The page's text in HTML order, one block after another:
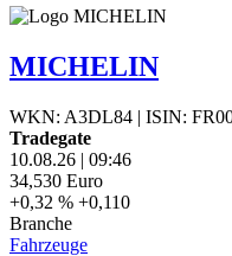
MICHELIN
WKN: A3DL84 | ISIN:
Tradegate
10.08.26 | 09:46
34,530 Euro
+0,32 % +0,110
Branche
Fahrzeuge